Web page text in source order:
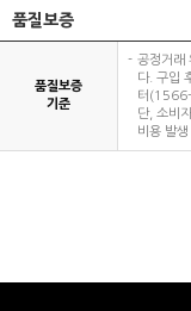
품질보증
품질보증
기준
공정거래
다. 구입
터
단, 소비
비용 발